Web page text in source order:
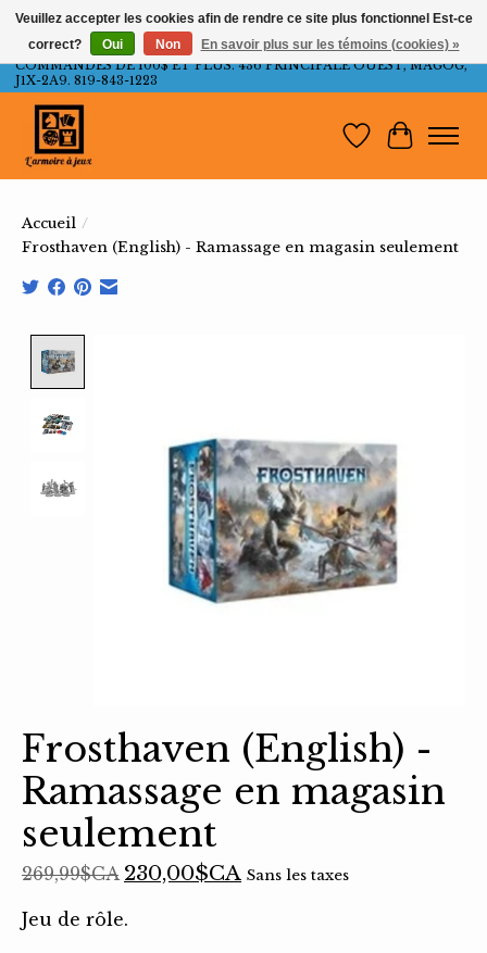
LIVRAISON GRATUITE AU QUÉBEC ET ONTARIO POUR LES
COMMANDES DE 100$ ET PLUS. 436 PRINCIPALE OUEST, MAGOG,
J1X-2A9. 819-843-1223
Liste dePanier
Accueil /
Frosthaven (English) - Ramassage en magasin seulement
Frosthaven (English) -
Ramassage en magasin
seulement
269,99$CA 230,00$CA Sans les taxes
Jeu de rôle.
Veuillez accepter les cookies afin de rendre ce site plus fonctionnel Est-ce
correct?
Oui Non En savoir plus sur les témoins (cookies) »